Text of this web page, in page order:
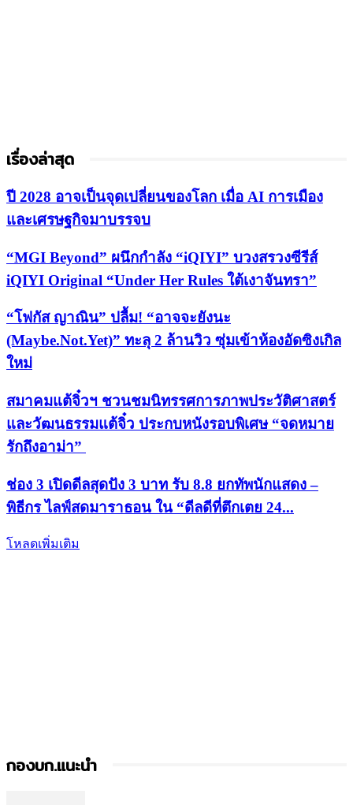
เรื่องล่าสุด
ปี 2028 อาจเป็นจุดเปลี่ยนของโลก เมื่อ AI การเมือง
และเศรษฐกิจมาบรรจบ
“MGI Beyond” ผนึกกำลัง “iQIYI” บวงสรวงซีรีส์
iQIYI Original “Under Her Rules ใต้เงาจันทรา”
“โฟกัส ญาณิน” ปลื้ม! “อาจจะยังนะ
(Maybe.Not.Yet)” ทะลุ 2 ล้านวิว ซุ่มเข้าห้องอัดซิงเกิล
ใหม่
สมาคมแต้จิ๋วฯ ชวนชมนิทรรศการภาพประวัติศาสตร์
และวัฒนธรรมแต้จิ๋ว ประกบหนังรอบพิเศษ “จดหมาย
รักถึงอาม่า”
ช่อง 3 เปิดดีลสุดปัง 3 บาท รับ 8.8 ยกทัพนักแสดง –
พิธีกร ไลฟ์สดมาราธอน ใน “ดีลดีที่ตึกเตย 24...
โหลดเพิ่มเติม
กองบก.แนะนำ